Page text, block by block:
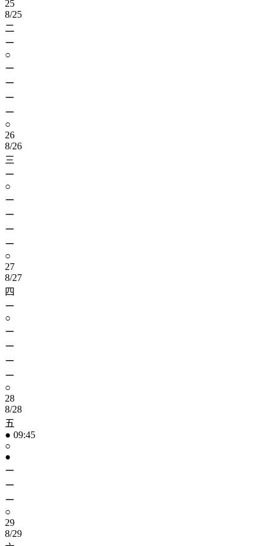
25
8/25
二
ー
○
ー
ー
ー
ー
○
26
8/26
三
ー
○
ー
ー
ー
ー
○
27
8/27
四
ー
○
ー
ー
ー
ー
○
28
8/28
五
● 09:45
○
●
ー
ー
ー
○
29
8/29